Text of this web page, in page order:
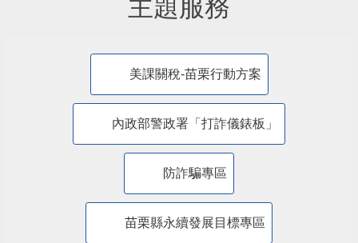
美課關稅-苗栗行動方案
內政部警政署「打詐儀錶板」
防詐騙專區